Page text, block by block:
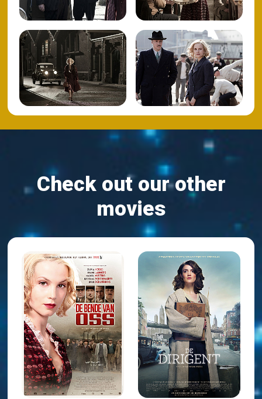
Check out our other
movies